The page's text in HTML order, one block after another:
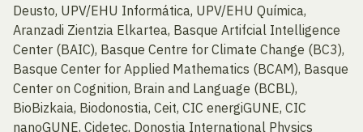
Deusto, UPV/EHU Informática, UPV/EHU Química,
Aranzadi Zientzia Elkartea, Basque Artifcial Intelligence
Center (BAIC), Basque Centre for Climate Change (BC3),
Basque Center for Applied Mathematics (BCAM), Basque
Center on Cognition, Brain and Language (BCBL),
BioBizkaia, Biodonostia, Ceit, CIC energiGUNE, CIC
nanoGUNE, Cidetec, Donostia International Physics